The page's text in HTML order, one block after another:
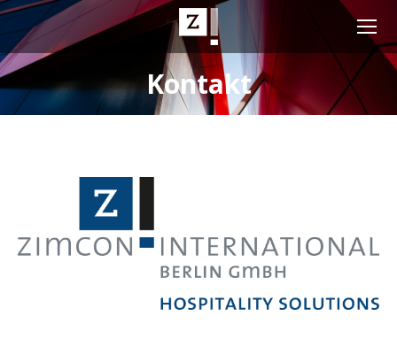
Kontakt